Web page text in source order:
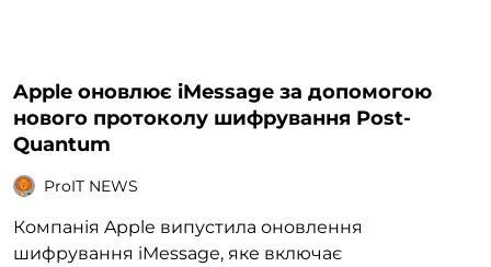
Apple оновлює iMessage за допомогою
нового протоколу шифрування Post-
Quantum
ProIT NEWS
Компанія Apple випустила оновлення
шифрування iMessage, яке включає